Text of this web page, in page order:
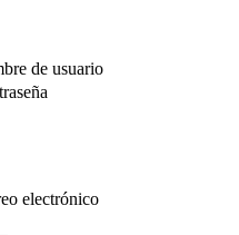
de usuario
electrónico